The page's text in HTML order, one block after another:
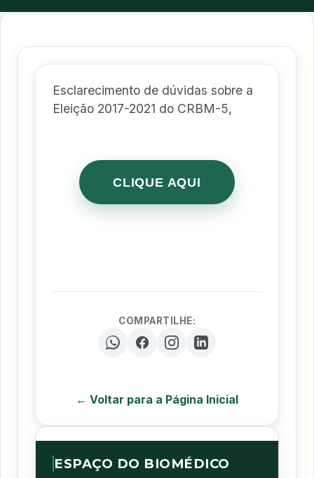
Esclarecimento de dúvidas sobre a
Eleição 2017-2021 do CRBM-5,
CLIQUE AQUI
COMPARTILHE:
← Voltar para a Página Inicial
ESPAÇO DO BIOMÉDICO